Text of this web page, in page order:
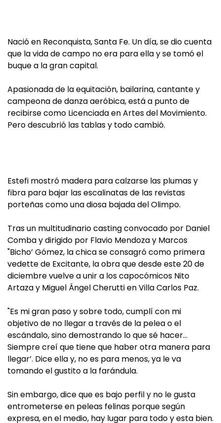
Nació en Reconquista, Santa Fe. Un día, se dio cuenta
que la vida de campo no era para ella y se tomó el
buque a la gran capital.
Apasionada de la equitación, bailarina, cantante y
campeona de danza aeróbica, está a punto de
recibirse como Licenciada en Artes del Movimiento.
Pero descubrió las tablas y todo cambió.
Estefi mostró madera para calzarse las plumas y
fibra para bajar las escalinatas de las revistas
porteñas como una diosa bajada del Olimpo.
Tras un multitudinario casting convocado por Daniel
Comba y dirigido por Flavio Mendoza y Marcos
"Bicho’ Gómez, la chica se consagró como primera
vedette de Excitante, la obra que desde este 20 de
diciembre vuelve a unir a los capocómicos Nito
Artaza y Miguel Ángel Cherutti en Villa Carlos Paz.
"Es mi gran paso y sobre todo, cumplí con mi
objetivo de no llegar a través de la pelea o el
escándalo, sino demostrando lo que sé hacer…
Siempre creí que tiene que haber otra manera para
llegar’. Dice ella y, no es para menos, ya le va
tomando el gustito a la farándula.
Sin embargo, dice que es bajo perfil y no le gusta
entrometerse en peleas felinas porque según
expresa, en el medio, hay lugar para todo y esta bien.